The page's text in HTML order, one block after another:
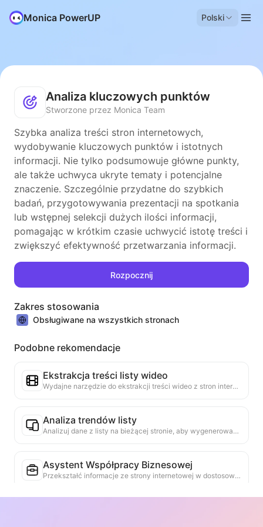
Monica PowerUP Polski
Analiza kluczowych punktów
Stworzone przez Monica Team
Szybka analiza treści stron internetowych,
wydobywanie kluczowych punktów i istotnych
informacji. Nie tylko podsumowuje główne punkty,
ale także uchwyca ukryte tematy i potencjalne
znaczenie. Szczególnie przydatne do szybkich
badań, przygotowywania prezentacji na spotkania
lub wstępnej selekcji dużych ilości informacji,
pomagając w krótkim czasie uchwycić istotę treści i
zwiększyć efektywność przetwarzania informacji.
Rozpocznij
Zakres stosowania
Obsługiwane na wszystkich stronach
Podobne rekomendacje
Ekstrakcja treści listy wideo
Wydajne narzędzie do ekstrakcji treści wideo z stron internetowych, które szybko skanuje strony i porządkuje informacje o wideo w zorganizowanej tabeli Markdown.
Analiza trendów listy
Analizuj dane z listy na bieżącej stronie, aby wygenerować raport trendów. Identyfikuj popularne kategorie, szybko rosnące typy produktów i nowe technologie. Zapewnij natychmiastowe spostrzeżenia rynkowe, aby zrozumieć najnowsze trendy produktów i kierunki rynkowe.
Asystent Współpracy Biznesowej
Przekształć informacje ze strony internetowej w dostosowane propozycje biznesowe, prywatne wiadomości współpracy, oferując gotowe szablony i przewodniki po dalszych krokach, upraszczając proces współpracy.